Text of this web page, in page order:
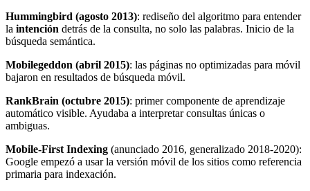
Hummingbird (agosto 2013): rediseño del algoritmo para entender
la intención detrás de la consulta, no solo las palabras. Inicio de la
búsqueda semántica.
Mobilegeddon (abril 2015): las páginas no optimizadas para móvil
bajaron en resultados de búsqueda móvil.
RankBrain (octubre 2015): primer componente de aprendizaje
automático visible. Ayudaba a interpretar consultas únicas o
ambiguas.
Mobile-First Indexing (anunciado 2016, generalizado 2018-2020):
Google empezó a usar la versión móvil de los sitios como referencia
primaria para indexación.